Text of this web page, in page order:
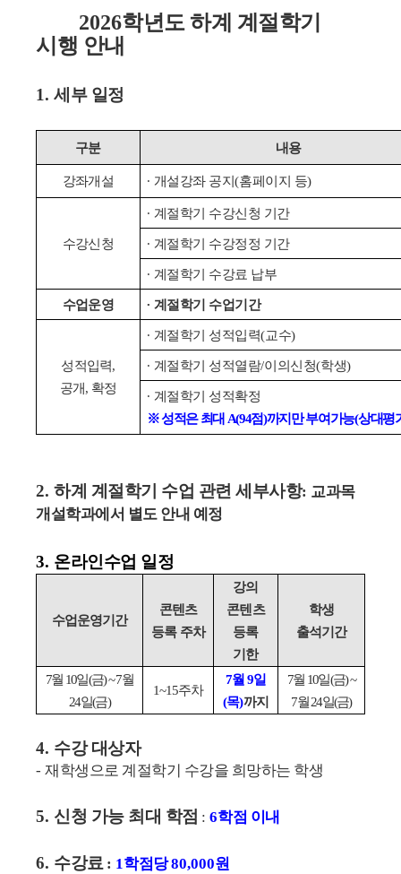
2026학년도 하계 계절학기
시행 안내
1. 세부 일정
구분 내용
강좌개설 ∙ 개설강좌 공지(홈페이지 등)
수강신청
∙ 계절학기 수강신청 기간
∙ 계절학기 수강정정 기간
∙ 계절학기 수강료 납부
수업운영 ∙ 계절학기 수업기간
성적입력,
공개, 확정
∙ 계절학기 성적입력(교수)
∙ 계절학기 성적열람/이의신청(학생)
∙ 계절학기 성적확정
※성적은 최대 A(94점)까지만 부여가능(상대평
2. 하계 계절학기 수업 관련 세부사항: 교과목
개설학과에서 별도 안내 예정
3. 온라인수업 일정
수업운영기간
콘텐츠
등록 주차
강의
콘텐츠
등록
기한
학생
출석기간
7월 10일(금) ~ 7월
24일(금)
1~15주차
7월9일
(목)까지
7월 10일(금) ~
7월24일(금)
4. 수강 대상자
- 재학생으로 계절학기 수강을 희망하는 학생
5. 신청 가능 최대 학점 : 6학점 이내
6. 수강료 : 1학점당80,000원